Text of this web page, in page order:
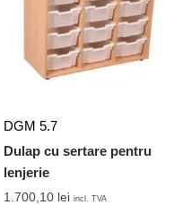
DGM 5.7
Dulap cu sertare pentru
lenjerie
1.700,10 lei incl. TVA